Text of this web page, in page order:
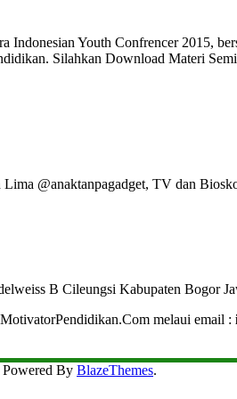
Youth Confrencer 2015,
Silahkan Download Materi
@anaktanpagadget, TV dan
B Cileungsi Kabupaten Bogor
melaui email :
By BlazeThemes.